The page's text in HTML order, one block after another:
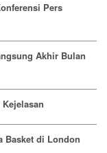
Pers
Akhir Bulan
Basket di London